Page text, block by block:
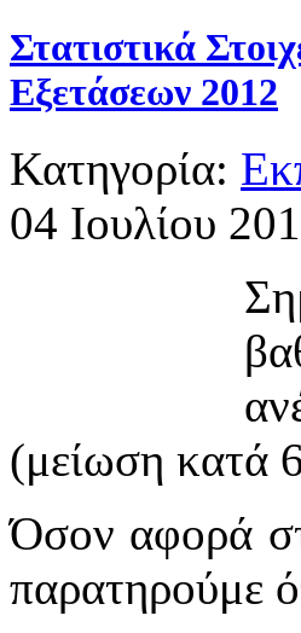
Στατιστικά
Εξετάσεων 2012
Κατηγορία:
04 Ιουλίου
(μείωση κατά
Όσον αφορά
παρατηρούμε